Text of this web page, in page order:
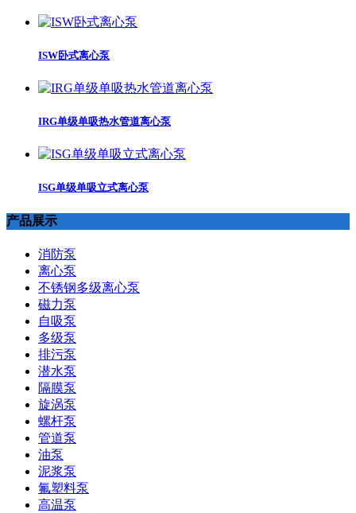
ISW卧式离心泵
IRG单级单吸热水管道离心泵
ISG单级单吸立式离心泵
产品展示
消防泵
离心泵
不锈钢多级离心泵
磁力泵
自吸泵
多级泵
排污泵
潜水泵
隔膜泵
旋涡泵
螺杆泵
管道泵
油泵
泥浆泵
氟塑料泵
高温泵